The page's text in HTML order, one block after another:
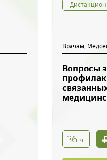
Врачам,
Вопросы
36 ч.